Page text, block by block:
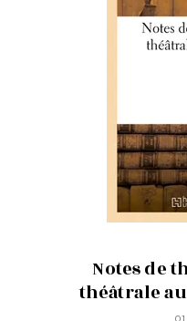
Notes de
théâtrale au